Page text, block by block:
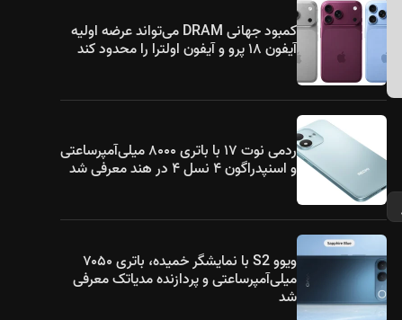
کمبود جهانی DRAM می‌تواند عرضه اولیه
آیفون ۱۸ پرو و آیفون اولترا را محدود کند
ردمی نوت ۱۷ با باتری ۸۰۰۰ میلی‌آمپرساعتی
و اسنپدراگون ۴ نسل ۴ در هند معرفی شد
ویوو S2 با نمایشگر خمیده، باتری ۷۰۵۰
میلی‌آمپرساعتی و پردازنده مدیاتک معرفی
شد